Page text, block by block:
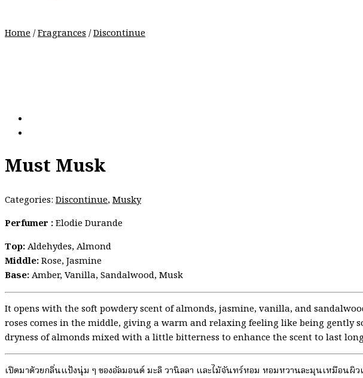
Home/Fragrances/Discontinue
Must Musk
Categories: Discontinue, Musky
Perfumer :Elodie Durande
Top:Aldehydes, Almond
Middle:Rose, Jasmine
Base:Amber, Vanilla, Sandalwood, Musk
It opens with the soft powdery scent of almonds, jasmine, vanilla, and
roses comes in the middle, giving a warm and relaxing feeling like being gently
dryness of almonds mixed with a little bitterness to enhance the scent to last
เปิดมาด้วยกลิ่นแป้งนุ่ม ๆ ของอัลมอนด์ มะลิ วานิลลา และไม้จันทร์หอม หอมหวานละมุนเหมือนผิว